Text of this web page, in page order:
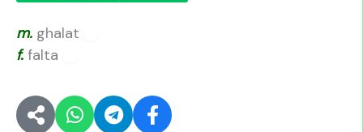
m. ghalat
f.falta